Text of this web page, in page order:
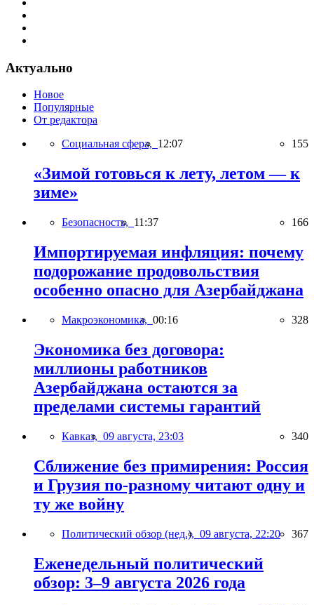
Актуально
Новое
Популярные
От редактора
Социальная сфера, 12:07 155
«Зимой готовься к лету, летом — к
зиме»
Безопасность, 11:37 166
Импортируемая инфляция: почему
подорожание продовольствия
особенно опасно для Азербайджана
Макроэкономика, 00:16 328
Экономика без договора:
миллионы работников
Азербайджана остаются за
пределами системы гарантий
Кавказ, 09 августа, 23:03 340
Сближение без примирения: Россия
и Грузия по-разному читают одну и
ту же войну
Политический обзор (нед.), 09 августа, 22:20 367
Еженедельный политический
обзор: 3–9 августа 2026 года